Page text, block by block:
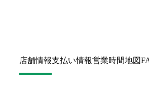
店舗情報支払い情報営業時間地図